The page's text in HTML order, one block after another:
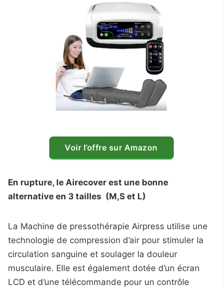
Voir l’offre sur Amazon
En rupture, le Airecover est une bonne
alternative en 3 tailles (M,S et L)
La Machine de pressothérapie Airpress utilise une
technologie de compression d’air pour stimuler la
circulation sanguine et soulager la douleur
musculaire. Elle est également dotée d’un écran
LCD et d’une télécommande pour un contrôle